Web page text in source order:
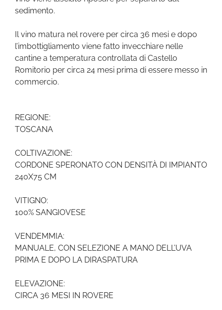
sedimento.
Il vino matura nel rovere per circa 36 mesi e dopo
l’imbottigliamento viene fatto invecchiare nelle
cantine a temperatura controllata di Castello
Romitorio per circa 24 mesi prima di essere messo in
commercio.
REGIONE:
TOSCANA
COLTIVAZIONE:
CORDONE SPERONATO CON DENSITÀ DI IMPIANTO
240X75 CM
VITIGNO:
100% SANGIOVESE
VENDEMMIA:
MANUALE, CON SELEZIONE A MANO DELL’UVA
PRIMA E DOPO LA DIRASPATURA
ELEVAZIONE:
CIRCA 36 MESI IN ROVERE